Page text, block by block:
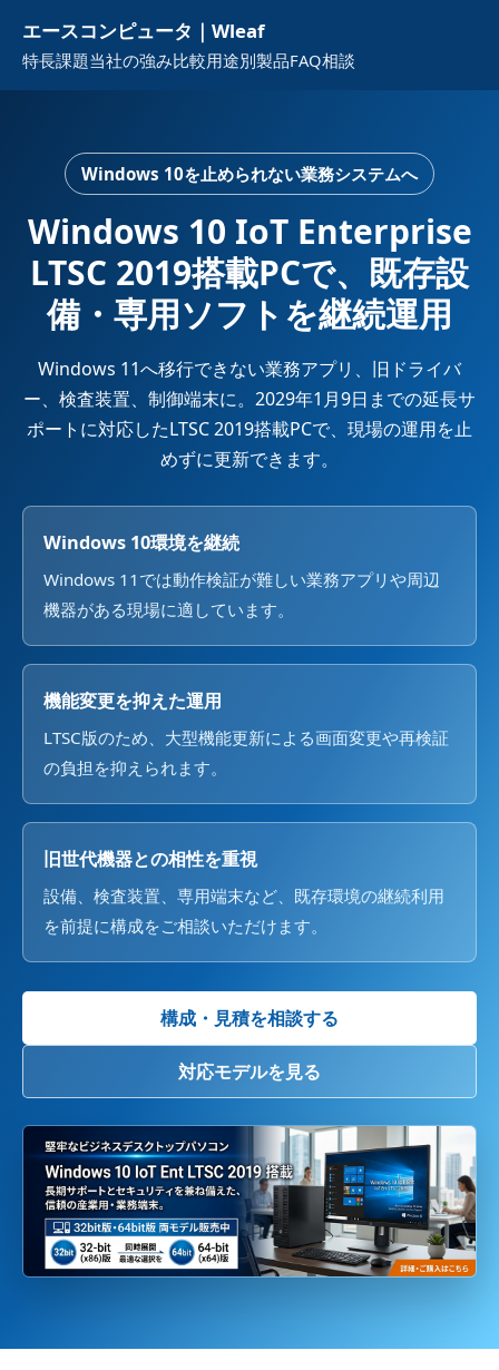
エースコンピュータ｜Wleaf
特長課題当社の強み比較用途別製品FAQ相談
Windows 10を止められない業務システムへ
Windows 10 IoT Enterprise
LTSC 2019搭載PCで、既存設
備・専用ソフトを継続運用
Windows 11へ移行できない業務アプリ、旧ドライバ
ー、検査装置、制御端末に。2029年1月9日までの延長サ
ポートに対応したLTSC 2019搭載PCで、現場の運用を止
めずに更新できます。
Windows 10環境を継続
Windows 11では動作検証が難しい業務アプリや周辺
機器がある現場に適しています。
機能変更を抑えた運用
LTSC版のため、大型機能更新による画面変更や再検証
の負担を抑えられます。
旧世代機器との相性を重視
設備、検査装置、専用端末など、既存環境の継続利用
を前提に構成をご相談いただけます。
構成・見積を相談する
対応モデルを見る